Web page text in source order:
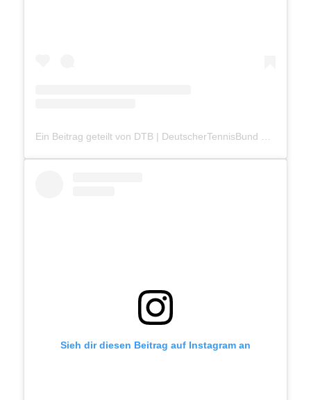
Ein Beitrag geteilt von DTB | DeutscherTennisBund e.V. (@deutscher_tennis_bund)
Sieh dir diesen Beitrag auf Instagram an